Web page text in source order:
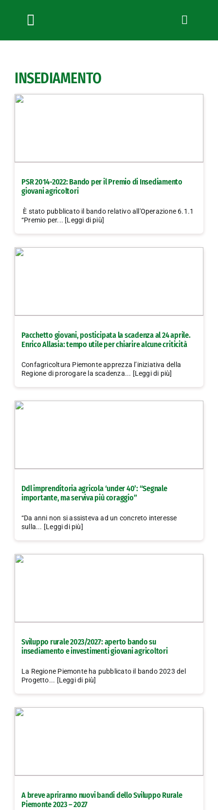
Toggle
Navigation
News
Bandi
Lavora con noi
INSEDIAMENTO
PSR 2014-2022: Bando per il Premio di Insediamento
giovani agricoltori
È stato pubblicato il bando relativo all'Operazione 6.1.1
“Premio per... [Leggi di più]
Pacchetto giovani, posticipata la scadenza al 24 aprile.
Enrico Allasia: tempo utile per chiarire alcune criticità
Confagricoltura Piemonte apprezza l’iniziativa della
Regione di prorogare la scadenza... [Leggi di più]
Ddl imprenditoria agricola ‘under 40’: “Segnale
importante, ma serviva più coraggio”
“Da anni non si assisteva ad un concreto interesse
sulla... [Leggi di più]
Sviluppo rurale 2023/2027: aperto bando su
insediamento e investimenti giovani agricoltori
La Regione Piemonte ha pubblicato il bando 2023 del
Progetto... [Leggi di più]
A breve apriranno nuovi bandi dello Sviluppo Rurale
Piemonte 2023 – 2027